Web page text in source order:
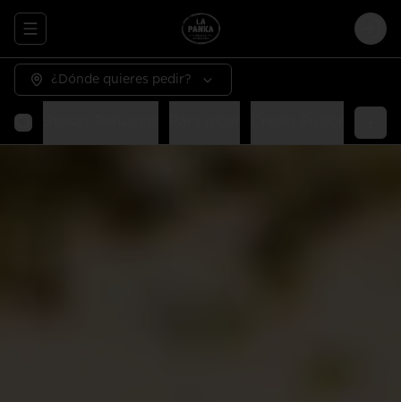
Abrir menu de navegación
¿Dónde quieres pedir?